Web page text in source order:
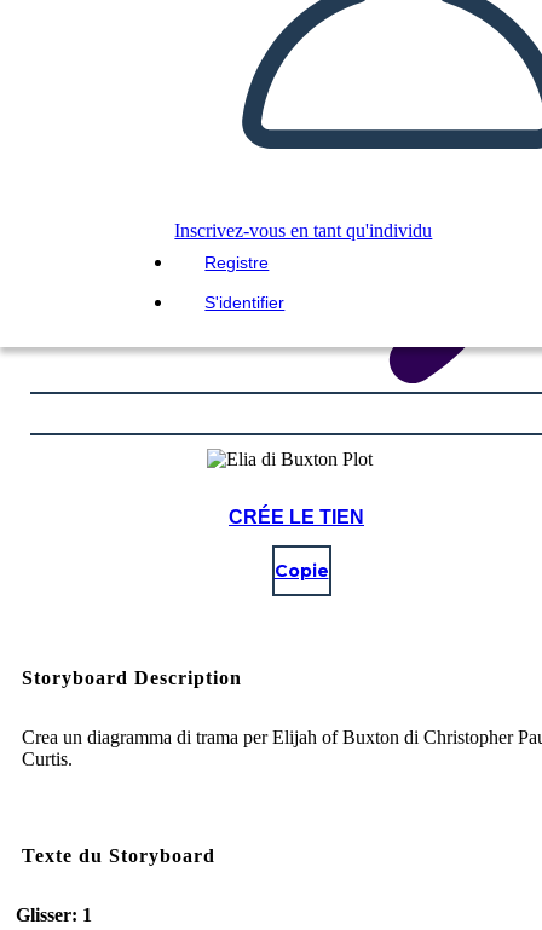
Inscrivez-vous en tant qu'individu
Registre
S'identifier
CRÉE LE TIEN
Copie
Storyboard Description
Crea un diagramma di trama per Elijah of Buxton di Christopher
Curtis.
Texte du Storyboard
Glisser: 1